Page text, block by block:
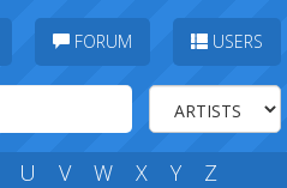
FORUM USERS
U V W X Y Z